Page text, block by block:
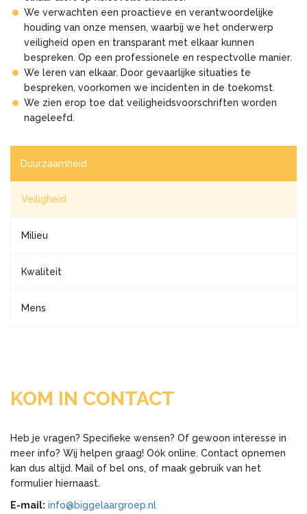
We verwachten een proactieve en verantwoordelijke
houding van onze mensen, waarbij we het onderwerp
veiligheid open en transparant met elkaar kunnen
bespreken. Op een professionele en respectvolle manier.
We leren van elkaar. Door gevaarlijke situaties te
bespreken, voorkomen we incidenten in de toekomst.
We zien erop toe dat veiligheidsvoorschriften worden
nageleefd.
Duurzaamheid
Veiligheid
Milieu
Kwaliteit
Mens
KOM IN CONTACT
Heb je vragen? Specifieke wensen? Of gewoon interesse in
meer info? Wij helpen graag! Oók online. Contact opnemen
kan dus altijd. Mail of bel ons, of maak gebruik van het
formulier hiernaast.
E-mail: info@biggelaargroep.nl